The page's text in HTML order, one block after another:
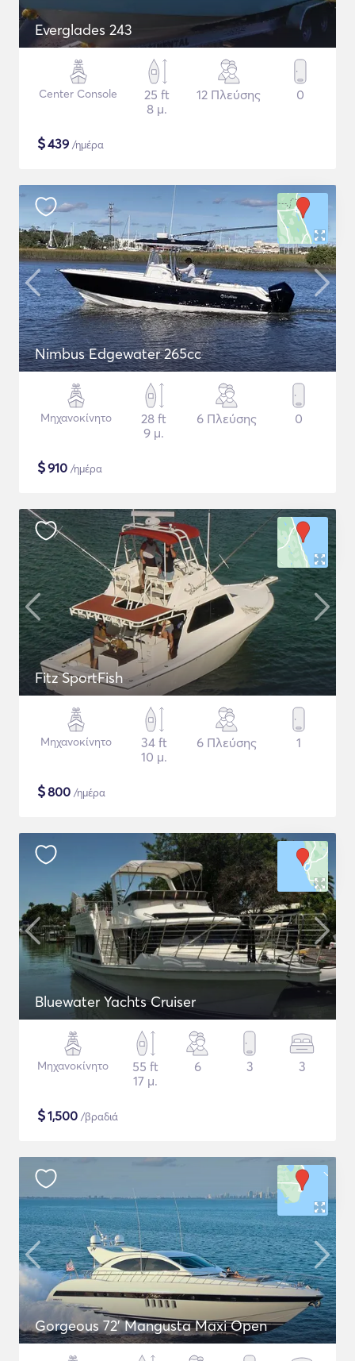
Everglades 243
Center Console
25 ft
8 μ.
12 Πλεύσης 0
$439 /ημέρα
Nimbus Edgewater 265cc
Μηχανοκίνητο
28 ft
9 μ.
6 Πλεύσης 0
$910 /ημέρα
Fitz SportFish
Μηχανοκίνητο
34 ft
10 μ.
6 Πλεύσης 1
$800 /ημέρα
Bluewater Yachts Cruiser
Μηχανοκίνητο
55 ft
17 μ.
6 3 3
$1,500 /βραδιά
Gorgeous 72' Mangusta Maxi Open